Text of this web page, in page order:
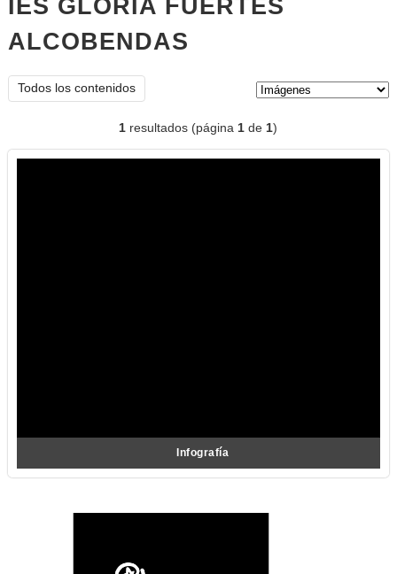
IES GLORIA FUERTES
ALCOBENDAS
Todos los contenidos
1 resultados (página1 de1)
Infografía